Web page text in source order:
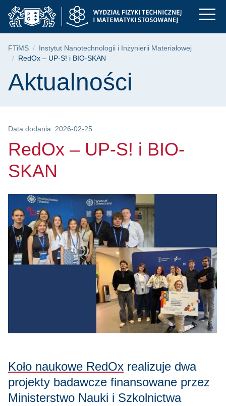
Przejdź
do
menu
Przejdź
do
wyszukiwarki
Przejdź
do
treści
RedOx – UP-S! i
Ścieżka nawigacyjna
FTiMS
Instytut Nanotechnologii i Inżynierii Materiałowej
RedOx – UP-S! i BIO-SKAN
Treść strony
Aktualności
Data dodania: 2026-02-25
RedOx – UP-S! i BIO-
SKAN
Koło naukowe RedOx realizuje dwa
projekty badawcze finansowane przez
Ministerstwo Nauki i Szkolnictwa